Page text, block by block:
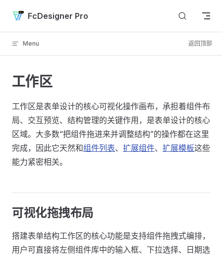
Skip to content
FcDesigner Pro
Menu 返回顶部
工作区
工作区是表单设计的核心可视化操作画布，承担着组件布
局、交互预览、结构管理的关键作用，是表单设计的核心
区域。大多数“把组件拖进来并调整结构”的操作都在这里
完成，因此它天然和组件列表、 扩展组件、 扩展模板这些
能力紧密相关。
可视化拖拽布局
搭建表单结构工作区的核心功能是支持组件拖拽式编排，
用户可直接将左侧组件库中的输入框、下拉选择、日期选